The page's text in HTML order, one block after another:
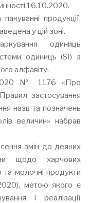
16.10.2020.
продукції.
у цій зоні.
одиниць
одиниць (SI) з
алфавіту.
№ 1176 «Про
застосування
назв та позначень
величин» набрав
змін до деяких
щодо харчових
та молочні продукти
метою якого є
і реалізації